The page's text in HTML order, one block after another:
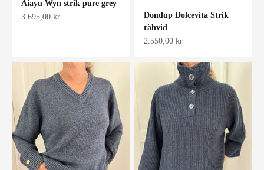
Aiayu Wyn strik pure grey
Salgspris
3.695,00 kr
Dondup Dolcevita Strik
råhvid
Salgspris
2.550,00 kr